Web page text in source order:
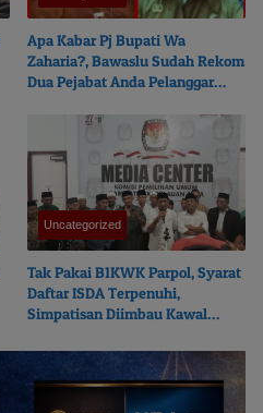
Apa Kabar Pj Bupati Wa
Zaharia?, Bawaslu Sudah Rekom
Dua Pejabat Anda Pelanggar
Uncategorized
Tak Pakai B1KWK Parpol, Syarat
Daftar ISDA Terpenuhi,
Simpatisan Diimbau Kawal